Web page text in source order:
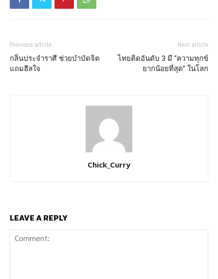
Previous article
กลิ่นประจำราศี ช่วยบำบัดจิต
แถมฮีลใจ
Next article
ไทยติดอันดับ 3 มี “ความทุกข์
ยากน้อยที่สุด” ในโลก
Chick_Curry
LEAVE A REPLY